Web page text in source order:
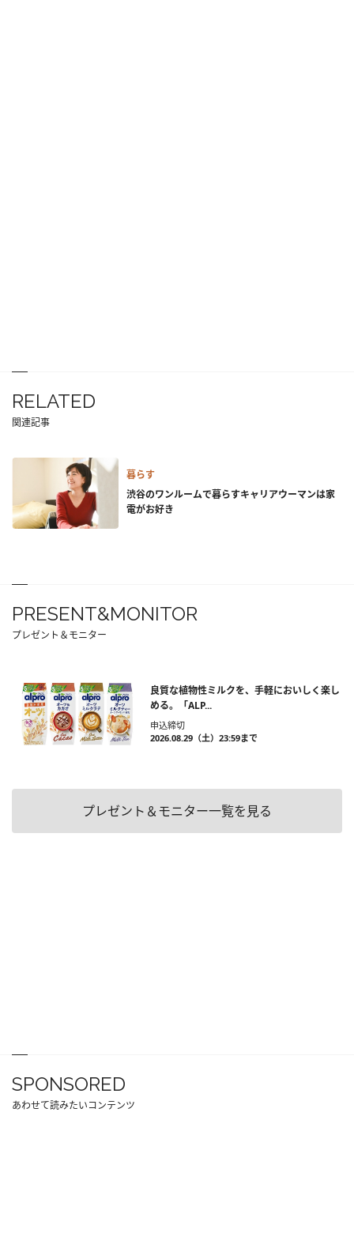
RELATED
関連記事
暮らす
渋谷のワンルームで暮らすキャリアウーマンは家
電がお好き
PRESENT&MONITOR
プレゼント＆モニター
良質な植物性ミルクを、手軽においしく楽し
める。「ALP...
申込締切
2026.08.29（土）23:59まで
プレゼント＆モニター一覧を見る
SPONSORED
あわせて読みたいコンテンツ